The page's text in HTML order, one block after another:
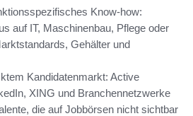
Know-how:
auf IT, Maschinenbau, Pflege oder
Gehälter und
Kandidatenmarkt: Active
XING und Branchennetzwerke
die auf Jobbörsen nicht sichtbar